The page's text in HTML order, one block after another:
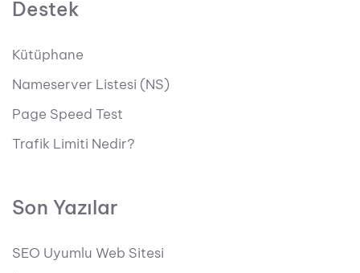
Destek
Kütüphane
Nameserver Listesi (NS)
Page Speed Test
Trafik Limiti Nedir?
Son Yazılar
SEO Uyumlu Web Sitesi